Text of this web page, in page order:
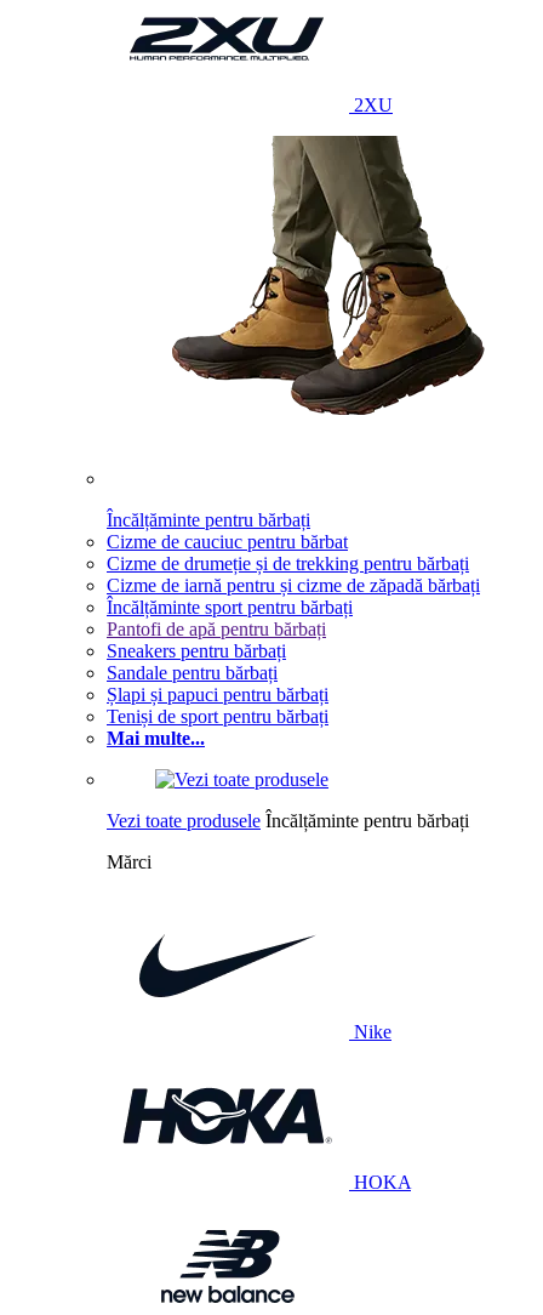
2XU
Încălțăminte pentru bărbați
Cizme de cauciuc pentru bărbat
Cizme de drumeție și de trekking pentru bărbați
Cizme de iarnă pentru și cizme de zăpadă bărbați
Încălțăminte sport pentru bărbați
Pantofi de apă pentru bărbați
Sneakers pentru bărbați
Sandale pentru bărbați
Șlapi și papuci pentru bărbați
Teniși de sport pentru bărbați
Mai multe...
Vezi toate produsele Încălțăminte pentru bărbați
Mărci
Nike
HOKA